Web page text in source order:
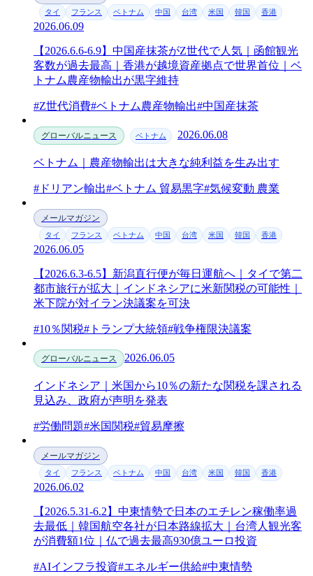
タイ フランス ベトナム 中国 台湾 米国 韓国 香港
2026.06.09
【2026.6.6-6.9】中国産抹茶がZ世代で人気｜函館観光
客数が過去最高｜香港が越境資産拠点で世界首位｜ベ
トナム農産物輸出が黒字維持
#Z世代消費#ベトナム農産物輸出#中国産抹茶
グローバルニュース ベトナム 2026.06.08
ベトナム｜農産物輸出は大きな純利益を生み出す
#ドリアン輸出#ベトナム 貿易黒字#気候変動 農業
メールマガジン
タイ フランス ベトナム 中国 台湾 米国 韓国 香港
2026.06.05
【2026.6.3-6.5】新潟直行便が毎日運航へ｜タイで第二
都市旅行が拡大｜インドネシアに米新関税の可能性｜
米下院が対イラン決議案を可決
#10％関税#トランプ大統領#戦争権限決議案
グローバルニュース 2026.06.05
インドネシア｜米国から10％の新たな関税を課される
見込み、政府が声明を発表
#労働問題#米国関税#貿易摩擦
メールマガジン
タイ フランス ベトナム 中国 台湾 米国 韓国 香港
2026.06.02
【2026.5.31-6.2】中東情勢で日本のエチレン稼働率過
去最低｜韓国航空各社が日本路線拡大｜台湾人観光客
が消費額1位｜仏で過去最高930億ユーロ投資
#AIインフラ投資#エネルギー供給#中東情勢